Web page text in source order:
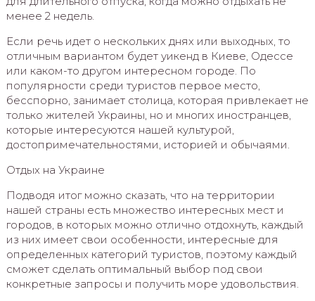
менее 2 недель.
Если речь идет о нескольких днях или выходных, то
отличным вариантом будет уикенд в Киеве, Одессе
или каком-то другом интересном городе. По
популярности среди туристов первое место,
бесспорно, занимает столица, которая привлекает не
только жителей Украины, но и многих иностранцев,
которые интересуются нашей культурой,
достопримечательностями, историей и обычаями.
Отдых на Украине
Подводя итог можно сказать, что на территории
нашей страны есть множество интересных мест и
городов, в которых можно отлично отдохнуть, каждый
из них имеет свои особенности, интересные для
определенных категорий туристов, поэтому каждый
сможет сделать оптимальный выбор под свои
конкретные запросы и получить море удовольствия.